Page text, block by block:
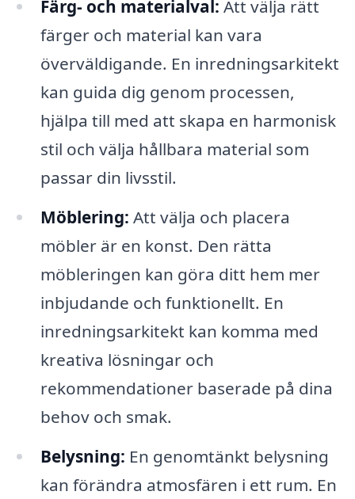
Färg- och materialval: Att välja rätt
färger och material kan vara
överväldigande. En inredningsarkitekt
kan guida dig genom processen,
hjälpa till med att skapa en harmonisk
stil och välja hållbara material som
passar din livsstil.
Möblering: Att välja och placera
möbler är en konst. Den rätta
möbleringen kan göra ditt hem mer
inbjudande och funktionellt. En
inredningsarkitekt kan komma med
kreativa lösningar och
rekommendationer baserade på dina
behov och smak.
Belysning: En genomtänkt belysning
kan förändra atmosfären i ett rum. En